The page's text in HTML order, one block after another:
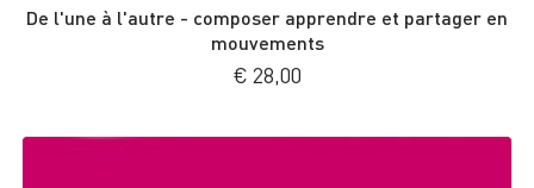
De l'une à l'autre - composer apprendre et partager en
mouvements
€ 28,00